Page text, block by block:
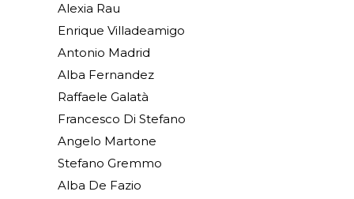
Alexia Rau
Enrique Villadeamigo
Antonio Madrid
Alba Fernandez
Raffaele Galatà
Francesco Di Stefano
Angelo Martone
Stefano Gremmo
Alba De Fazio